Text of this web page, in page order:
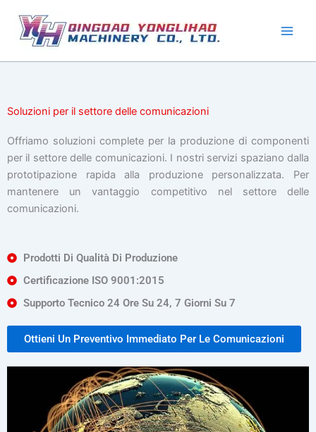
contenuto
Soluzioni per il settore delle comunicazioni
Offriamo soluzioni complete per la produzione di componenti
per il settore delle comunicazioni. I nostri servizi spaziano dalla
prototipazione rapida alla produzione personalizzata. Per
mantenere un vantaggio competitivo nel settore delle
comunicazioni.
Prodotti Di Qualità Di Produzione
Certificazione ISO 9001:2015
Supporto Tecnico 24 Ore Su 24, 7 Giorni Su 7
Ottieni Un Preventivo Immediato Per Le Comunicazioni